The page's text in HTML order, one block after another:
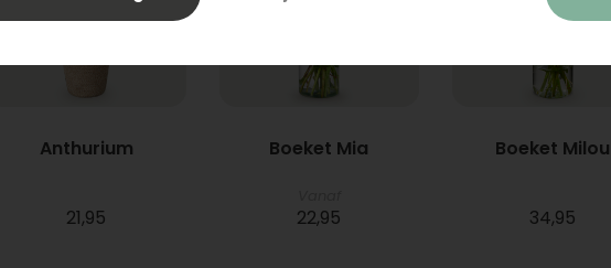
Anthurium
21,95
Boeket Mia
22,95
Boeket Milou
34,95